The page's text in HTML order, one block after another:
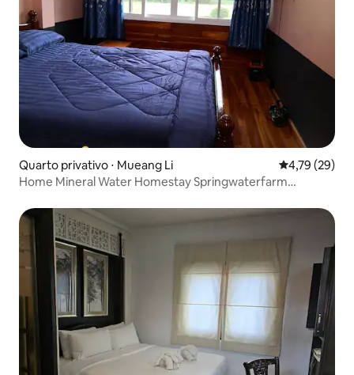
Quarto privativo ⋅ Mueang Li 4,79 de uma
4,79 (29)
Home Mineral Water Homestay Springwaterfarm